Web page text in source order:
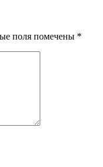
поля помечены *